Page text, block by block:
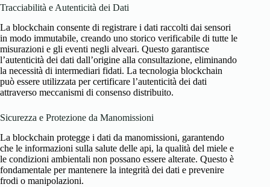
Tracciabilità e Autenticità dei Dati
La blockchain consente di registrare i dati raccolti dai sensori
in modo immutabile, creando uno storico verificabile di tutte le
misurazioni e gli eventi negli alveari. Questo garantisce
l’autenticità dei dati dall’origine alla consultazione, eliminando
la necessità di intermediari fidati. La tecnologia blockchain
può essere utilizzata per certificare l’autenticità dei dati
attraverso meccanismi di consenso distribuito.
Sicurezza e Protezione da Manomissioni
La blockchain protegge i dati da manomissioni, garantendo
che le informazioni sulla salute delle api, la qualità del miele e
le condizioni ambientali non possano essere alterate. Questo è
fondamentale per mantenere la integrità dei dati e prevenire
frodi o manipolazioni.